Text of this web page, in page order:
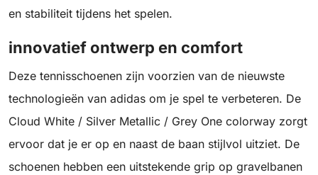
en stabiliteit tijdens het spelen.
innovatief ontwerp en comfort
Deze tennisschoenen zijn voorzien van de nieuwste
technologieën van adidas om je spel te verbeteren. De
Cloud White / Silver Metallic / Grey One colorway zorgt
ervoor dat je er op en naast de baan stijlvol uitziet. De
schoenen hebben een uitstekende grip op gravelbanen